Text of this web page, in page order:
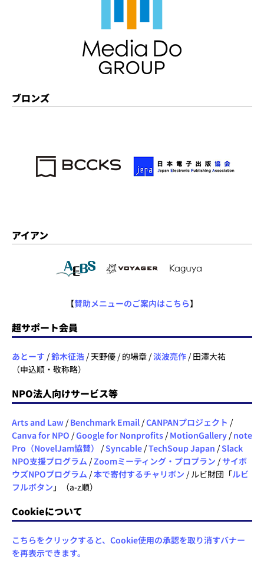
ブロンズ
アイアン
【賛助メニューのご案内はこちら】
超サポート会員
あとーす /鈴木征浩 / 天野優 / 的場章 /淡波亮作 / 田澤大祐
（申込順・敬称略）
NPO法人向けサービス等
Arts and Law / Benchmark Email /CANPANプロジェクト /
Canva for NPO /Google for Nonprofits / MotionGallery / note
Pro（NovelJam協賛）
/Syncable /TechSoup Japan /Slack
NPO支援プログラム /Zoomミーティング・プロプラン /サイボ
ウズNPOプログラム /本で寄付するチャリボン / ルビ財団「ルビ
フルボタン 」（a-z順）
Cookieについて
こちらをクリックすると、Cookie使用の承認を取り消すバナー
を再表示できます。